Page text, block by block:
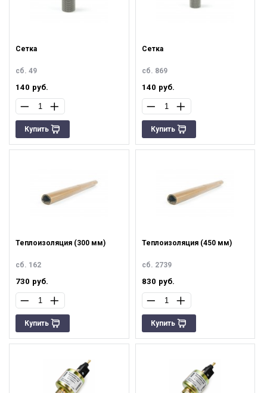
Сетка
сб. 49
140 руб.
Купить
Сетка
сб. 869
140 руб.
Купить
Теплоизоляция (300 мм)
сб. 162
730 руб.
Купить
Теплоизоляция (450 мм)
сб. 2739
830 руб.
Купить